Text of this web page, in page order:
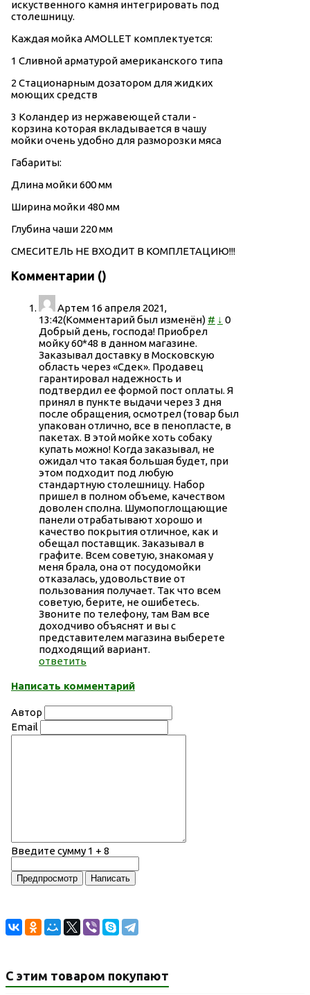
искуственного камня интегрировать под
столешницу.
Каждая мойка AMOLLET комплектуется:
1 Сливной арматурой американского типа
2 Стационарным дозатором для жидких
моющих средств
3 Коландер из нержавеющей стали -
корзина которая вкладывается в чашу
мойки очень удобно для разморозки мяса
Габариты:
Длина мойки 600 мм
Ширина мойки 480 мм
Глубина чаши 220 мм
СМЕСИТЕЛЬ НЕ ВХОДИТ В КОМПЛЕТАЦИЮ!!!
Комментарии ()
Артем 16 апреля 2021,
13:42(Комментарий был изменён) # ↓ 0
Добрый день, господа! Приобрел
мойку 60*48 в данном магазине.
Заказывал доставку в Московскую
область через «Сдек». Продавец
гарантировал надежность и
подтвердил ее формой пост оплаты. Я
принял в пункте выдачи через 3 дня
после обращения, осмотрел (товар был
упакован отлично, все в пенопласте, в
пакетах. В этой мойке хоть собаку
купать можно! Когда заказывал, не
ожидал что такая большая будет, при
этом подходит под любую
стандартную столешницу. Набор
пришел в полном объеме, качеством
доволен сполна. Шумопоглощающие
панели отрабатывают хорошо и
качество покрытия отличное, как и
обещал поставщик. Заказывал в
графите. Всем советую, знакомая у
меня брала, она от посудомойки
отказалась, удовольствие от
пользования получает. Так что всем
советую, берите, не ошибетесь.
Звоните по телефону, там Вам все
доходчиво объяснят и вы с
представителем магазина выберете
подходящий вариант.
ответить
Написать комментарий
Автор
Email
Введите сумму 1 + 8
С этим товаром покупают